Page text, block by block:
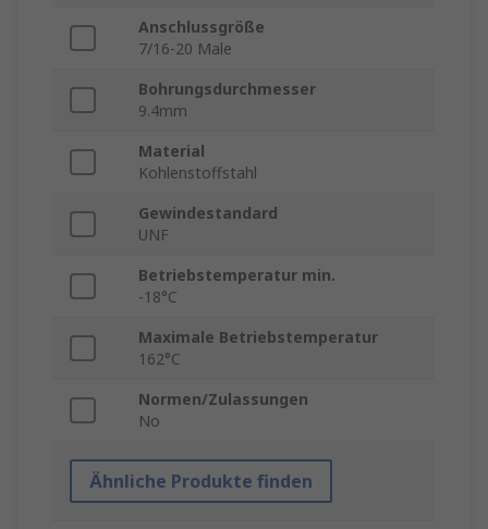
Anschlussgröße
7/16-20 Male
Bohrungsdurchmesser
9.4mm
Material
Kohlenstoffstahl
Gewindestandard
UNF
Betriebstemperatur min.
-18°C
Maximale Betriebstemperatur
162°C
Normen/Zulassungen
No
Ähnliche Produkte finden